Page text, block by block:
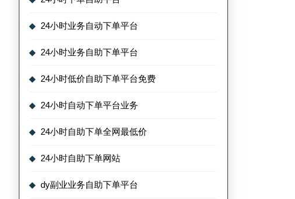
24小时业务自动下单平台
24小时业务自助下单平台
24小时低价自助下单平台免费
24小时自动下单平台业务
24小时自助下单全网最低价
24小时自助下单网站
dy副业业务自助下单平台